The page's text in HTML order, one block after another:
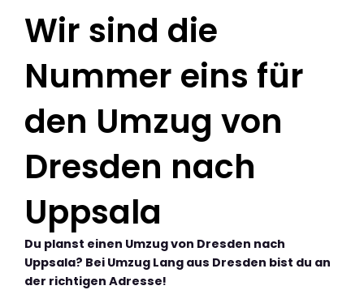
Wir sind die
Nummer eins für
den Umzug von
Dresden nach
Uppsala
Du planst einen Umzug von Dresden nach
Uppsala? Bei Umzug Lang aus Dresden bist du an
der richtigen Adresse!